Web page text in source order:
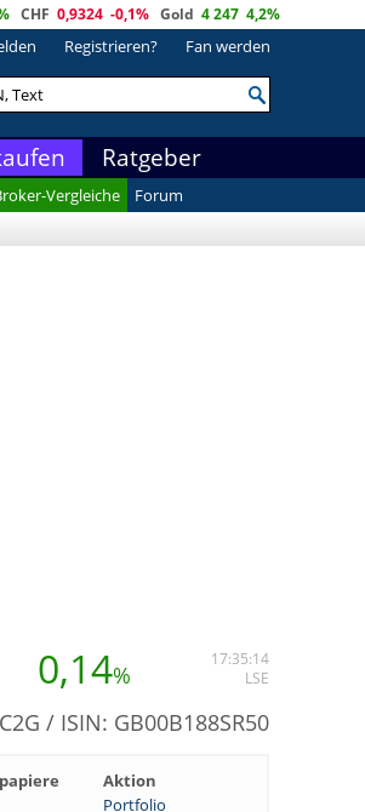
CHF 0,9324 -0,1% Gold 4 247 4,2%
Registrieren? Fan werden
Ratgeber
Vergleiche
Forum
0,14%
17:35:14
LSE
/ ISIN: GB00B188SR50
Aktion
Portfolio